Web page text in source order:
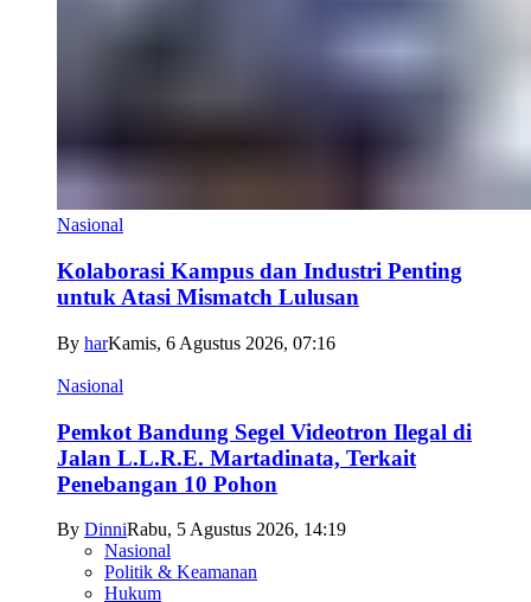
Nasional
Kolaborasi Kampus dan Industri Penting
untuk Atasi Mismatch Lulusan
By harKamis, 6 Agustus 2026, 07:16
Nasional
Pemkot Bandung Segel Videotron Ilegal di
Jalan L.L.R.E. Martadinata, Terkait
Penebangan 10 Pohon
By DinniRabu, 5 Agustus 2026, 14:19
Nasional
Politik & Keamanan
Hukum